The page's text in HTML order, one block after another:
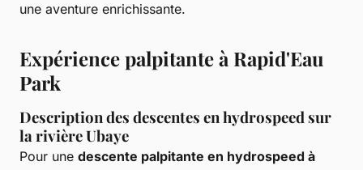
une aventure enrichissante.
Expérience palpitante à Rapid'Eau
Park
Description des descentes en hydrospeed sur
la rivière Ubaye
Pour une descente palpitante en hydrospeed à